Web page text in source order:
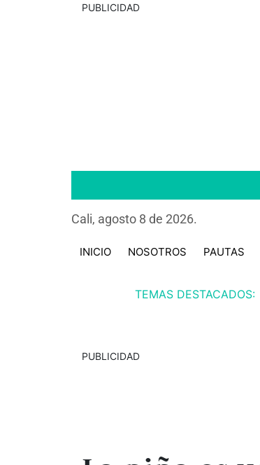
PUBLICIDAD
Cali, agosto 8 de 2026.
INICIO NOSOTROS PAUTAS
TEMAS DESTACADOS:
PUBLICIDAD